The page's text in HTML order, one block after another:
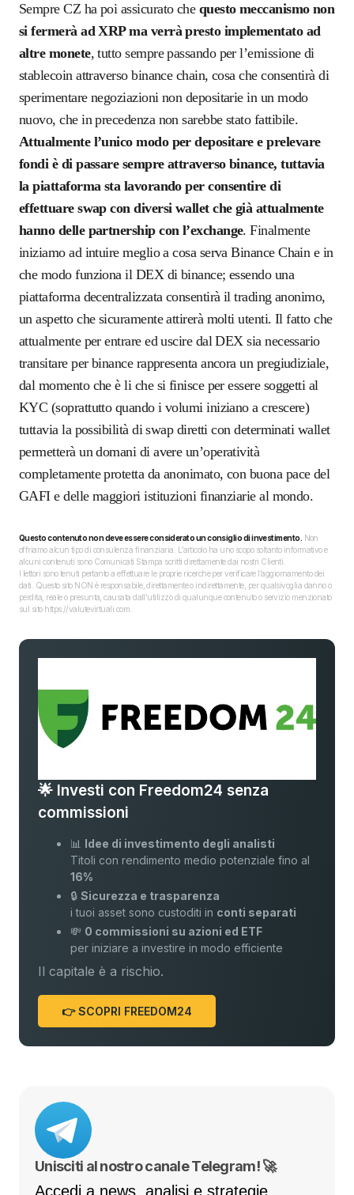
Sempre CZ ha poi assicurato che questo meccanismo non
si fermerà ad XRP ma verrà presto implementato ad
altre monete, tutto sempre passando per l’emissione di
stablecoin attraverso binance chain, cosa che consentirà di
sperimentare negoziazioni non depositariein un modo
nuovo, che in precedenza non sarebbe stato fattibile.
Attualmente l’unico modo per depositare e prelevare
fondi è di passare sempre attraverso binance, tuttavia
la piattaforma sta lavorando per consentire di
effettuare swap con diversi wallet che già attualmente
hanno delle partnership con l’exchange. Finalmente
iniziamo ad intuire meglio a cosa serva Binance Chain e in
che modo funziona il DEX di binance; essendo una
piattaforma decentralizzata consentirà il trading anonimo,
un aspetto che sicuramente attirerà molti utenti. Il fatto che
attualmente per entrare ed uscire dal DEX sia necessario
transitare per binance rappresenta ancora un pregiudiziale,
dal momento che è li che si finisce per essere soggetti al
KYC (soprattutto quando i volumi iniziano a crescere)
tuttavia la possibilità di swap diretti con determinati wallet
permetterà un domani di avere un’operatività
completamente protetta da anonimato, con buona pace del
GAFI e delle maggiori istituzioni finanziarie al mondo.
Questo contenuto non deve essere considerato un consiglio di investimento. Non
offriamo alcun tipo di consulenza finanziaria. L’articolo ha uno scopo soltanto informativo e
alcuni contenuti sono Comunicati Stampa scritti direttamente dai nostri Clienti.
I lettori sono tenuti pertanto a effettuare le proprie ricerche per verificare l’aggiornamento dei
dati. Questo sito NON è responsabile, direttamente o indirettamente, per qualsivoglia danno o
perdita, reale o presunta, causata dall'utilizzo di qualunque contenuto o servizio menzionato
sul sito https://valutevirtuali.com.
🌟 Investi con Freedom24 senza
commissioni
📊 Idee di investimento degli analisti
Titoli con rendimento medio potenziale fino al
16%
🔒Sicurezza e trasparenza
i tuoi asset sono custoditi in conti separati
💸 0 commissioni su azioni ed ETF
per iniziare a investire in modo efficiente
Il capitale è a rischio.
👉 SCOPRI FREEDOM24
Unisciti al nostro canale Telegram! 🚀
Accedi a news, analisi e strategie